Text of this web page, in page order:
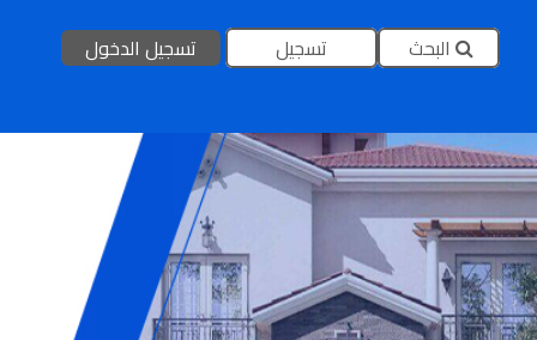
البحث تسجيل تسجيل الدخول